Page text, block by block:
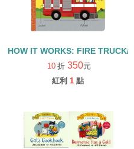
HOW IT WORKS: FIRE TRUCK/
10 折 350元
紅利 1 點